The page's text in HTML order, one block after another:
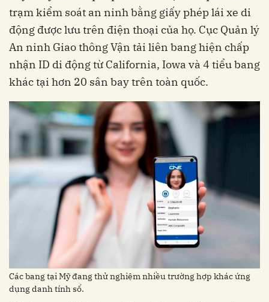
trạm kiểm soát an ninh bằng giấy phép lái xe di
động được lưu trên điện thoại của họ. Cục Quản lý
An ninh Giao thông Vận tải liên bang hiện chấp
nhận ID di động từ California, Iowa và 4 tiểu bang
khác tại hơn 20 sân bay trên toàn quốc.
Các bang tại Mỹ đang thử nghiệm nhiều trường hợp khác ứng
dụng danh tính số.